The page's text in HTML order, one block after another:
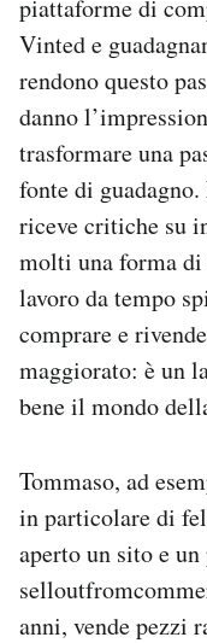
piattaforme di
Vinted e
rendono questo
danno
trasformare una
fonte di
riceve critiche su
molti una forma di
lavoro da tempo
comprare e
maggiorato: è un
bene il mondo
Tommaso, ad
in particolare di
aperto un sito e
anni, vende pezzi